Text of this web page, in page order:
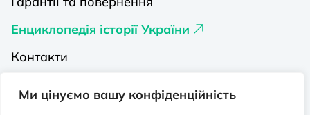
Ми цінуємо вашу конфіденційність
Енциклопедія історії України
Контакти